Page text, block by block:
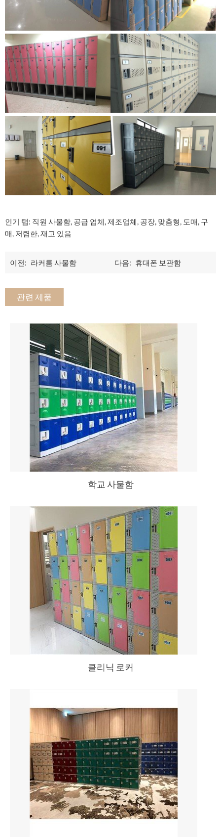
인기 탭: 직원 사물함, 공급 업체, 제조업체, 공장, 맞춤형, 도매, 구
매, 저렴한, 재고 있음
이전: 라커룸 사물함 다음: 휴대폰 보관함
관련 제품
학교 사물함
클리닉 로커